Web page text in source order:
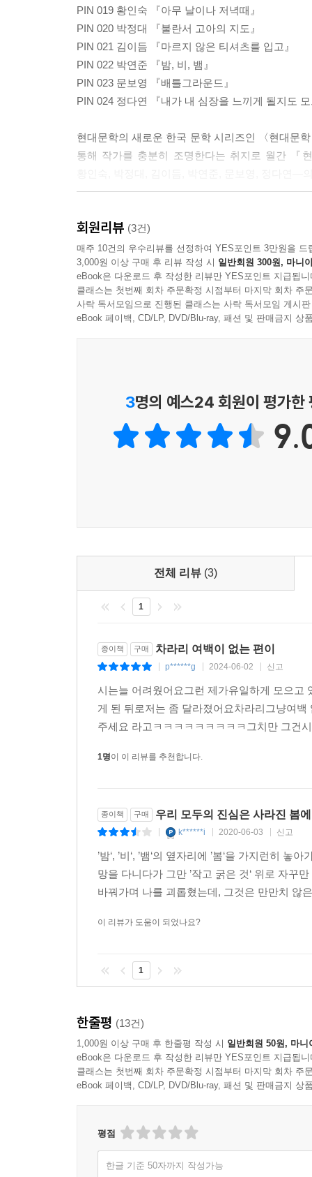
누가 앉을래?
다리는 네 개 매달리는 상념은 스물
앞을 보고 서 있는 사람이 하나
앉을 수 없다
창밖으로 지나가는 곤줄박이
날아가다 힐끗, 나를 보는
슬픔을 쪽지는,
비녀를 키워야지
--- 「의자 열 개가 있는 창가」중에서
투명한 비명, 간지러운 비명, 먼지로 떠도는 비명
당신은 사라진 오후가 된다
소원을 수집하는 자의 눈동자에 쌓이는 침묵
당신은 성큼성큼 방으로 들어가 커튼을 친다
눈을 숨기려는 듯이
눈이 쌓이면서 발목이 사라지는 것을 본다
고요하고 하염없네?
고요하고 하염없지
PIN 019 황인숙 『아무 날이나 저녁때』
PIN 020 박정대 『불란서 고아의 지도』
PIN 021 김이듬 『마르지 않은 티셔츠를 입고』
PIN 022 박연준 『밤, 비, 뱀』
PIN 023 문보영 『배틀그라운드』
PIN 024 정다연 『내가 내 심장을 느끼게 될지도
현대문학의 새로운 한국 문학 시리즈인 〈현대문
통해 작가를 충분히 조명한다는 취지로 월간 『
컬렉션은 한국 시 문학의 다양한 감수성을 보여
감수성을 확보해온 황인숙과 박정대, 예민한 감
시작한 문보영과 정다연, 그들의 시집이 담긴 핀
모은다.
아티스트와의 컬래버레이션이라는 특색을 갖춰
점이다. 박연준 시인은 아르바이트를 하며 시간
어리숙하고, 쓸데없이 순진했”(에세이 「괴팍
최대치의 볼륨으로 틀어놓고 한밤중 도로를 달
회원리뷰 (3건)
매주 10건의 우수리뷰를 선정하여 YES포인트 3만원을 드
3,000원 이상 구매 후 리뷰 작성 시 일반회원 300원, 마니
eBook은 다운로드 후 작성한 리뷰만 YES포인트 지급됩니
클래스는 첫번째 회차 주문확정 시점부터 마지막 회차 주
사락 독서모임으로 진행된 클래스는 사락 독서모임 게시
eBook 페이백, CD/LP, DVD/Blu-ray, 패션 및 판매금지 상
3명의 예스24 회원이 평가한
전체 리뷰 (3)
1
종이책 구매 차라리 여백이 없는 편이
p******g 2024-06-02 신고
시는늘 어려웠어요그런 제가유일하게 모으고
게 된 뒤로저는 좀 달라졌어요차라리그냥여
주세요 라고ㅋㅋㅋㅋㅋㅋㅋㅋㅋ그치만 그건
1명이 이 리뷰를 추천합니다.
종이책 구매 우리 모두의 진심은 사라진 봄
k******i 2020-06-03 신고
’밤‘, ’비‘, ’뱀‘의 옆자리에 ’봄‘을 가지런히
망을 다니다가 그만 ’작고 굵은 것‘ 위로 자꾸
바꿔가며 나를 괴롭혔는데, 그것은 만만치 않
이 리뷰가 도움이 되었나요?
1
한줄평 (13건)
1,000원 이상 구매 후 한줄평 작성 시 일반회원 50원, 마니
eBook은 다운로드 후 작성한 리뷰만 YES포인트 지급됩니
클래스는 첫번째 회차 주문확정 시점부터 마지막 회차 주
eBook 페이백, CD/LP, DVD/Blu-ray, 패션 및 판매금지 상
평점
한글 기준 50자까지 작성가능